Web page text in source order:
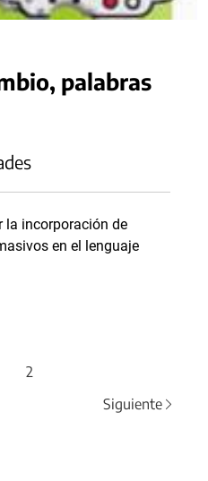
palabras
la incorporación de
en el lenguaje
2
Siguiente